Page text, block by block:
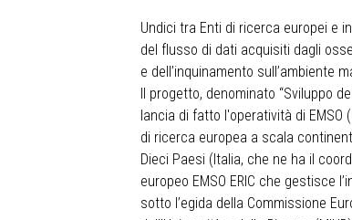
Undici tra Enti di ricerca europei e
del flusso di dati acquisiti dagli
e dell’inquinamento sull’ambiente
Il progetto, denominato “Sviluppo
lancia di fatto l'operatività di EMSO
di ricerca europea a scala
Dieci Paesi (Italia, che ne ha il
europeo EMSO ERIC che gestisce
sotto l’egida della Commissione